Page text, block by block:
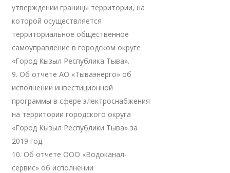
утверждении границы территории, на
которой осуществляется
территориальное общественное
самоуправление в городском округе
«Город Кызыл Республика Тыва».
9. Об отчете АО «Тываэнерго» об
исполнении инвестиционной
программы в сфере электроснабжения
на территории городского округа
«Город Кызыл Республики Тыва» за
2019 год.
10. Об отчете ООО «Водоканал-
сервис» об исполнении